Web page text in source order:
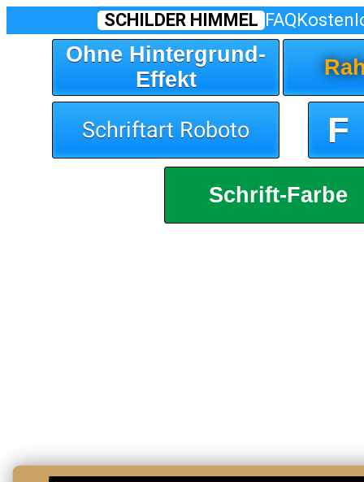
SCHILDER HIMMEL FAQ
Ohne Hintergrund-
Effekt
Schriftart Roboto F
Schrift-Farbe